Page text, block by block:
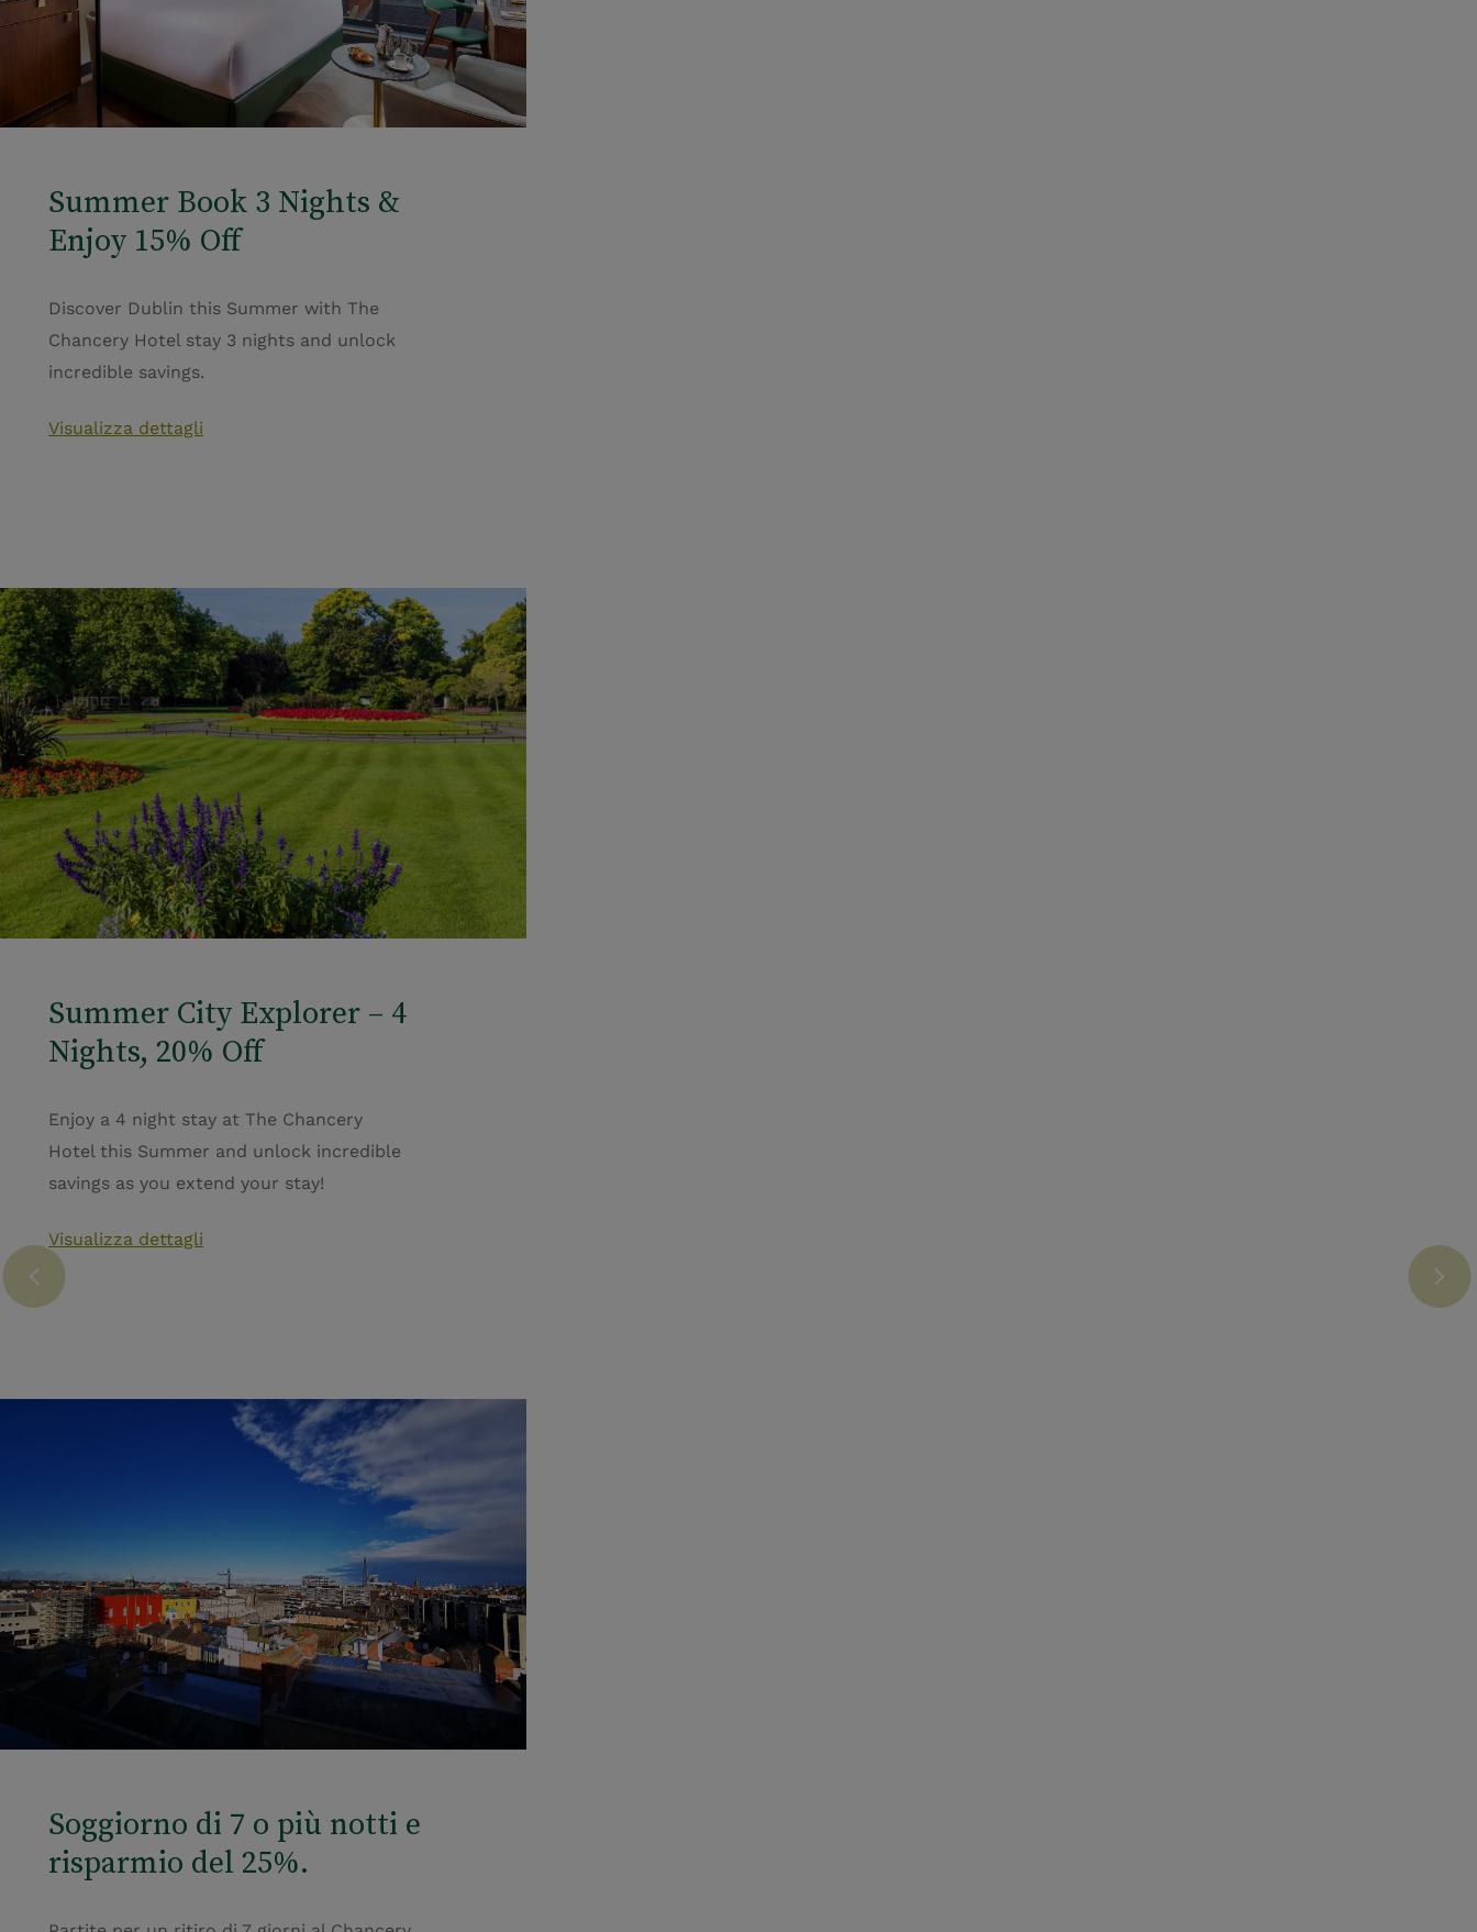
Summer Book 3 Nights &
Enjoy 15% Off
Discover Dublin this Summer with The
Chancery Hotel stay 3 nights and unlock
incredible savings.
Visualizza dettagli
Summer City Explorer – 4
Nights, 20% Off
Enjoy a 4 night stay at The Chancery
Hotel this Summer and unlock incredible
savings as you extend your stay!
Visualizza dettagli
Soggiorno di 7 o più notti e
risparmio del 25%.